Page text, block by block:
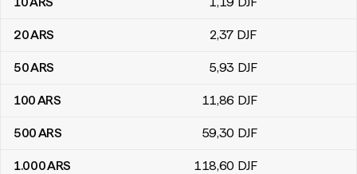
20ARS 2,37 DJF
50ARS 5,93 DJF
100ARS 11,86 DJF
500ARS 59,30 DJF
1.000ARS 118,60 DJF